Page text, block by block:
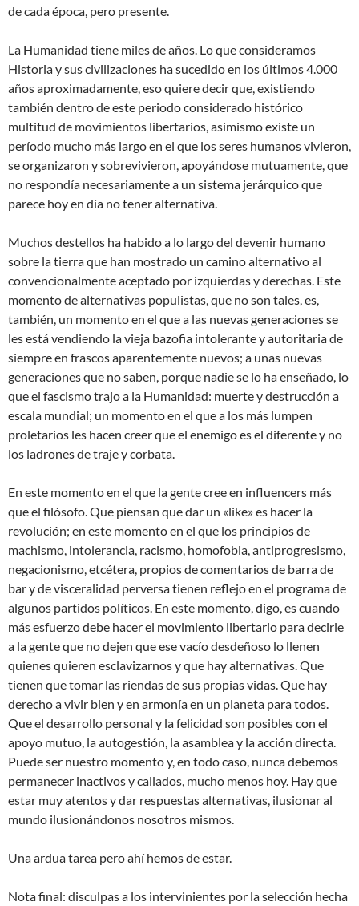
de cada época, pero presente.
La Humanidad tiene miles de años. Lo que consideramos
Historia y sus civilizaciones ha sucedido en los últimos 4.000
años aproximadamente, eso quiere decir que, existiendo
también dentro de este periodo considerado histórico
multitud de movimientos libertarios, asimismo existe un
período mucho más largo en el que los seres humanos vivieron,
se organizaron y sobrevivieron, apoyándose mutuamente, que
no respondía necesariamente a un sistema jerárquico que
parece hoy en día no tener alternativa.
Muchos destellos ha habido a lo largo del devenir humano
sobre la tierra que han mostrado un camino alternativo al
convencionalmente aceptado por izquierdas y derechas. Este
momento de alternativas populistas, que no son tales, es,
también, un momento en el que a las nuevas generaciones se
les está vendiendo la vieja bazofia intolerante y autoritaria de
siempre en frascos aparentemente nuevos; a unas nuevas
generaciones que no saben, porque nadie se lo ha enseñado, lo
que el fascismo trajo a la Humanidad: muerte y destrucción a
escala mundial; un momento en el que a los más lumpen
proletarios les hacen creer que el enemigo es el diferente y no
los ladrones de traje y corbata.
En este momento en el que la gente cree en influencers más
que el filósofo. Que piensan que dar un «like» es hacer la
revolución; en este momento en el que los principios de
machismo, intolerancia, racismo, homofobia, antiprogresismo,
negacionismo, etcétera, propios de comentarios de barra de
bar y de visceralidad perversa tienen reflejo en el programa de
algunos partidos políticos. En este momento, digo, es cuando
más esfuerzo debe hacer el movimiento libertario para decirle
a la gente que no dejen que ese vacío desdeñoso lo llenen
quienes quieren esclavizarnos y que hay alternativas. Que
tienen que tomar las riendas de sus propias vidas. Que hay
derecho a vivir bien y en armonía en un planeta para todos.
Que el desarrollo personal y la felicidad son posibles con el
apoyo mutuo, la autogestión, la asamblea y la acción directa.
Puede ser nuestro momento y, en todo caso, nunca debemos
permanecer inactivos y callados, mucho menos hoy. Hay que
estar muy atentos y dar respuestas alternativas, ilusionar al
mundo ilusionándonos nosotros mismos.
Una ardua tarea pero ahí hemos de estar.
Nota final: disculpas a los intervinientes por la selección hecha